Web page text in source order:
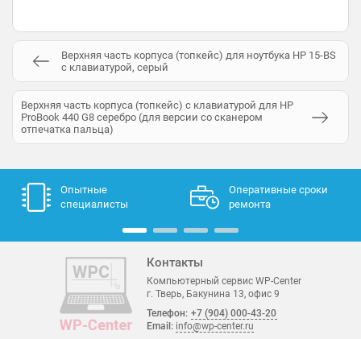
Верхняя часть корпуса (топкейс) для ноутбука HP 15-BS
с клавиатурой, серый
Верхняя часть корпуса (топкейс) с клавиатурой для HP
ProBook 440 G8 серебро (для версии со сканером
отпечатка пальца)
Опытные
специалисты
Оперативные сроки
ремонта
Контакты
Компьютерный сервис WP-Center
г. Тверь, Бакунина 13, офис 9
Телефон: +7 (904) 000-43-20
Email: info@wp-center.ru